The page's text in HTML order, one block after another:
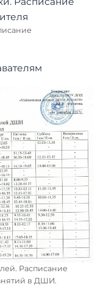
Расписание
в ДШИ.